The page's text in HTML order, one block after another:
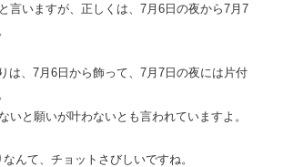
言いますが、正しくは、7月6日の夜から7月7
は、7月6日から飾って、7月7日の夜には片付
いと願いが叶わないとも言われていますよ。
んて、チョットさびしいですね。